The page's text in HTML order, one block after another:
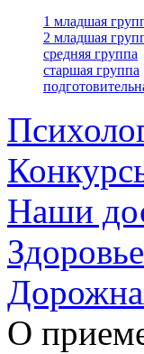
1 младшая
2 младшая
средняя группа
старшая группа
Наши
О